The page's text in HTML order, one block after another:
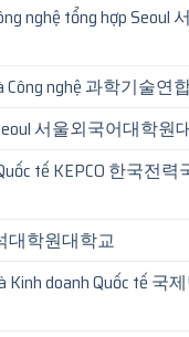
nghệ tổng hợp
Công nghệ 과학기술연
서울외국어대학원
tế KEPCO 한국전
대학원대학교
Kinh doanh Quốc tế 국